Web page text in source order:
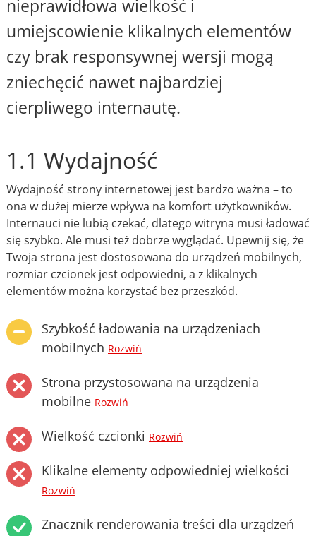
nieprawidłowa wielkość i
umiejscowienie klikalnych elementów
czy brak responsywnej wersji mogą
zniechęcić nawet najbardziej
cierpliwego internautę.
1.1 Wydajność
Wydajność strony internetowej jest bardzo ważna – to
ona w dużej mierze wpływa na komfort użytkowników.
Internauci nie lubią czekać, dlatego witryna musi ładować
się szybko. Ale musi też dobrze wyglądać. Upewnij się, że
Twoja strona jest dostosowana do urządzeń mobilnych,
rozmiar czcionek jest odpowiedni, a z klikalnych
elementów można korzystać bez przeszkód.
Szybkość ładowania na urządzeniach
mobilnych Rozwiń
Strona przystosowana na urządzenia
mobilne Rozwiń
Wielkość czcionki Rozwiń
Klikalne elementy odpowiedniej wielkości
Rozwiń
Znacznik renderowania treści dla urządzeń